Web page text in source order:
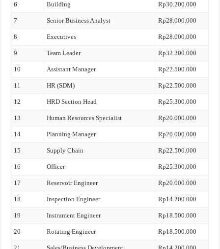
6 Building Rp30.200.000
7 Senior Business Analyst Rp28.000.000
8 Executives Rp28.000.000
9 Team Leader Rp32.300.000
10 Assistant Manager Rp22.500.000
11 HR (SDM) Rp22.500.000
12 HRD Section Head Rp25.300.000
13 Human Resources Specialist Rp20.000.000
14 Planning Manager Rp20.000.000
15 Supply Chain Rp22.500.000
16 Officer Rp25.300.000
17 Reservoir Engineer Rp20.000.000
18 Inspection Engineer Rp14.200.000
19 Instrument Engineer Rp18.500.000
20 Rotating Engineer Rp18.500.000